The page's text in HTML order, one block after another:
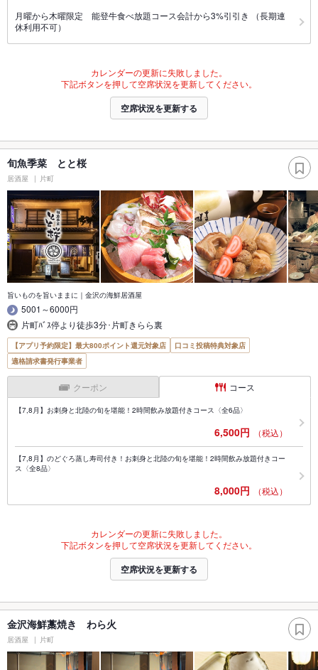
月曜から木曜限定 能登牛食べ放題コース会計から3%引引き （長期連
休利用不可）
カレンダーの更新に失敗しました。
下記ボタンを押して空席状況を更新してください。
空席状況を更新する
旬魚季菜 とと桜
居酒屋 片町
旨いものを旨いままに｜金沢の海鮮居酒屋
5001～6000円
片町ﾊﾞｽ停より徒歩3分･片町きらら裏
【アプリ予約限定】最大800ポイント還元対象店
口コミ投稿特典対象店
適格請求書発行事業者
クーポン コース
【7,8月】お刺身と北陸の旬を堪能！2時間飲み放題付きコース〈全6品〉
6,500円 （税込）
【7,8月】のどぐろ蒸し寿司付き！お刺身と北陸の旬を堪能！2時間飲み放題付きコー
ス〈全8品〉
8,000円 （税込）
カレンダーの更新に失敗しました。
下記ボタンを押して空席状況を更新してください。
空席状況を更新する
金沢海鮮藁焼き わら火
居酒屋 片町